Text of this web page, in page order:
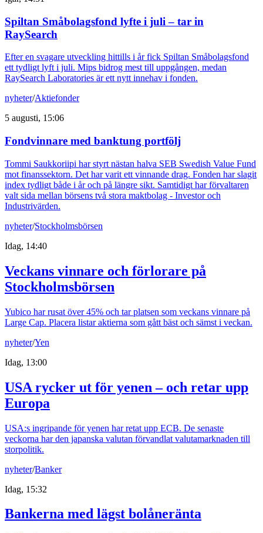
Spiltan Småbolagsfond lyfte i juli – tar in
RaySearch
Efter en svagare utveckling hittills i år fick Spiltan Småbolagsfond
ett tydligt lyft i juli. Mips bidrog mest till uppgången, medan
RaySearch Laboratories är ett nytt innehav i fonden.
nyheter/Aktiefonder
5 augusti, 15:06
Fondvinnare med banktung portfölj
Tommi Saukkoriipi har styrt nästan halva SEB Swedish Value Fund
mot finanssektorn. Det har varit ett vinnande drag. Fonden har slagit
index tydligt både i år och på längre sikt. Samtidigt har förvaltaren
valt sida mellan börsens två stora maktbolag - Investor och
Industrivärden.
nyheter/Stockholmsbörsen
Idag, 14:40
Veckans vinnare och förlorare på
Stockholmsbörsen
Yubico har rusat över 45% och tar platsen som veckans vinnare på
Large Cap. Placera listar aktierna som gått bäst och sämst i veckan.
nyheter/Yen
Idag, 13:00
USA rycker ut för yenen – och retar upp
Europa
USA:s ingripande för yenen har retat upp ECB. De senaste
veckorna har den japanska valutan förvandlat valutamarknaden till
storpolitik.
nyheter/Banker
Idag, 15:32
Bankerna med lägst bolåneränta